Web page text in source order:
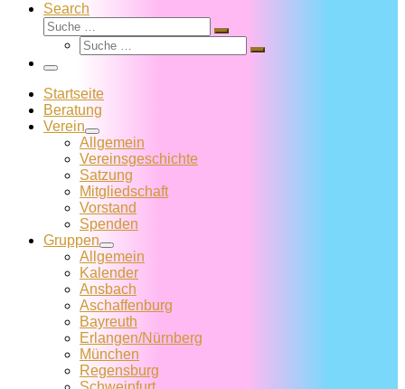
Search
Suche
Suche
Suche
Suche
Menü
Startseite
Beratung
Verein
Allgemein
Vereins­geschichte
Satzung
Mitglied­schaft
Vorstand
Spenden
Gruppen
Allgemein
Kalender
Ansbach
Aschaffenburg
Bayreuth
Erlangen/Nürnberg
München
Regensburg